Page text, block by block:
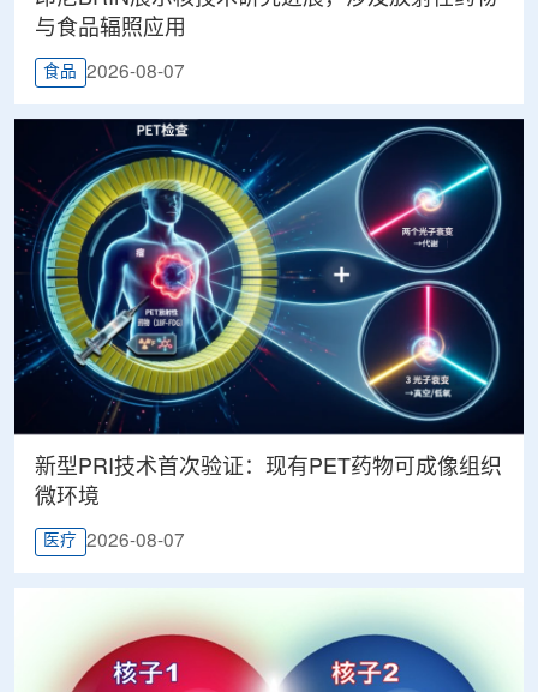
与食品辐照应用
食品 2026-08-07
新型PRI技术首次验证：现有PET药物可成像组织
微环境
医疗 2026-08-07